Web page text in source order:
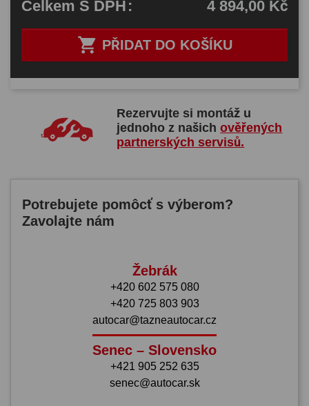
 PŘIDAT DO KOŠÍKU
Celkem S DPH: 4 894,00 Kč
Rezervujte si montáž u
jednoho z našichověřených
partnerských servisů.
Potrebujete pomôcť s výberom?
Zavolajte nám
Žebrák
+420 602 575 080
+420 725 803 903
autocar@tazneautocar.cz
Senec – Slovensko
+421 905 252 635
senec@autocar.sk